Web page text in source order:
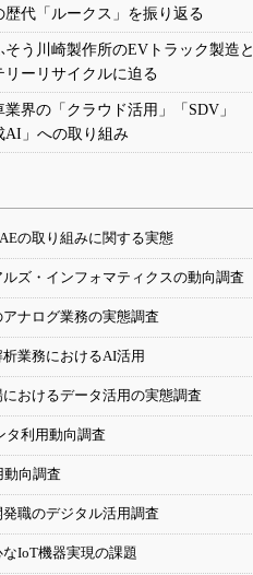
歴代「ルークス」を振り返る
そう川崎製作所のEVトラック製造と
リーリサイクルに迫る
業界の「クラウド活用」「SDV」
AI」への取り組み
の取り組みに関する実態
ルズ・インフォマティクスの動向調査
ナログ業務の実態調査
業務におけるAI活用
おけるデータ活用の実態調査
タ利用動向調査
動向調査
職のデジタル活用調査
IoT機器実現の課題